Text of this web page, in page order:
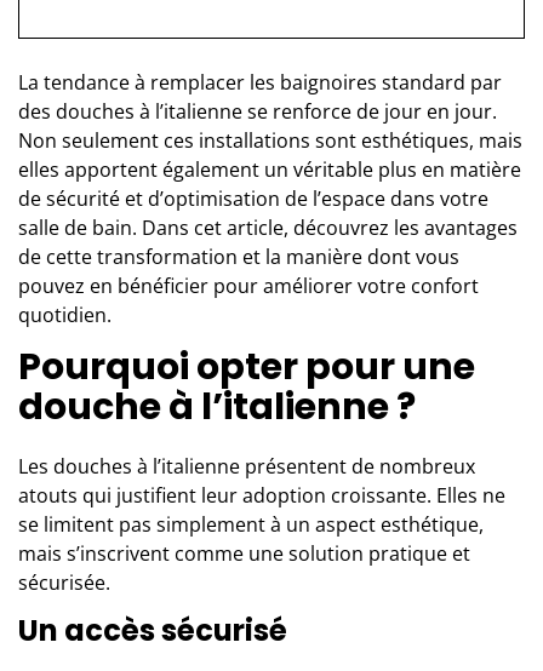
La tendance à remplacer les baignoires standard par
des douches à l’italienne se renforce de jour en jour.
Non seulement ces installations sont esthétiques, mais
elles apportent également un véritable plus en matière
de sécurité et d’optimisation de l’espace dans votre
salle de bain. Dans cet article, découvrez les avantages
de cette transformation et la manière dont vous
pouvez en bénéficier pour améliorer votre confort
quotidien.
Pourquoi opter pour une
douche à l’italienne ?
Les douches à l’italienne présentent de nombreux
atouts qui justifient leur adoption croissante. Elles ne
se limitent pas simplement à un aspect esthétique,
mais s’inscrivent comme une solution pratique et
sécurisée.
Un accès sécurisé